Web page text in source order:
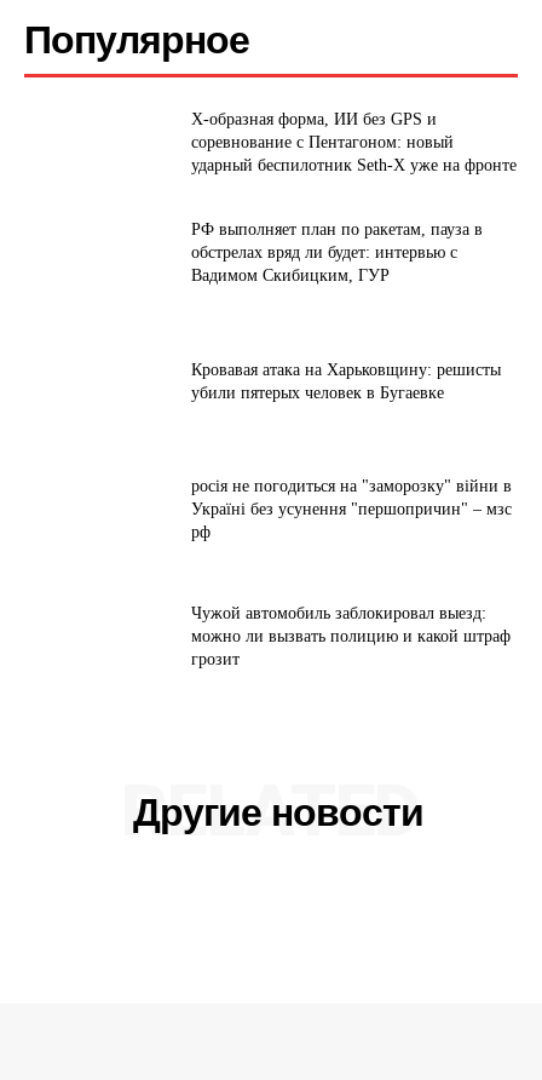
Популярное
Х-образная форма, ИИ без GPS и
соревнование с Пентагоном: новый
ударный беспилотник Seth-X уже на фронте
РФ выполняет план по ракетам, пауза в
обстрелах вряд ли будет: интервью с
Вадимом Скибицким, ГУР
Кровавая атака на Харьковщину: решисты
убили пятерых человек в Бугаевке
росія не погодиться на "заморозку" війни в
Україні без усунення "першопричин" – мзс
рф
Чужой автомобиль заблокировал выезд:
можно ли вызвать полицию и какой штраф
грозит
Другие новости
RELATED